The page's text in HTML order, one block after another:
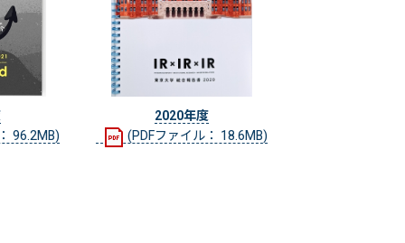
96.2MB)
2020年度
(PDFファイル： 18.6MB)